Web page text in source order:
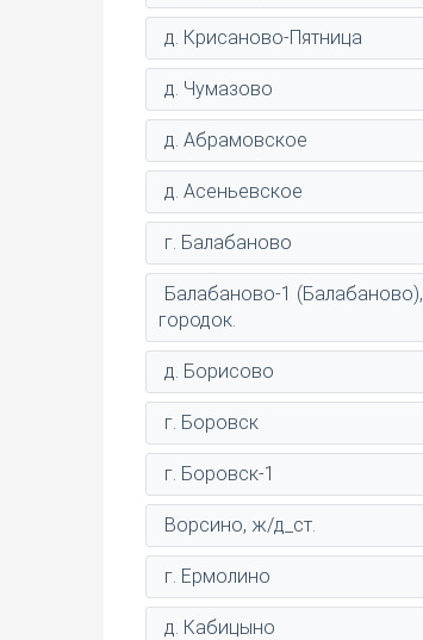
д. Крисаново-Пятница
д. Чумазово
д. Абрамовское
д. Асеньевское
г. Балабаново
Балабаново-1 (Балабаново),
городок.
д. Борисово
г. Боровск
г. Боровск-1
Ворсино, ж/д_ст.
г. Ермолино
д. Кабицыно